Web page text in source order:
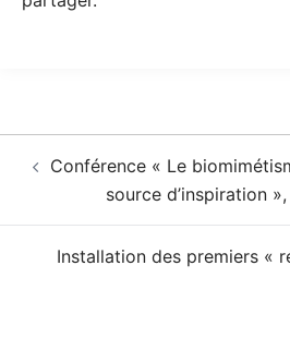
d’articleConférence « Le
source d’inspiration
Installation des premiers «